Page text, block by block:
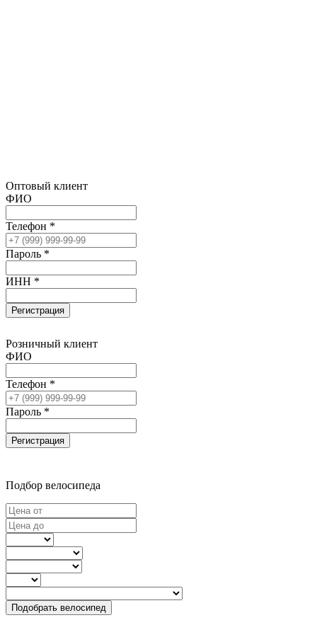
Оптовый клиент
ФИО
Телефон *
Пароль *
ИНН *
Регистрация
Розничный клиент
ФИО
Телефон *
Пароль *
Регистрация
Подбор велосипеда
Подобрать велосипед